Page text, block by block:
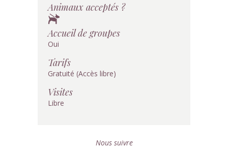
Animaux acceptés ?
Accueil de groupes
Oui
Tarifs
Gratuité (Accès libre)
Visites
Libre
Nous suivre